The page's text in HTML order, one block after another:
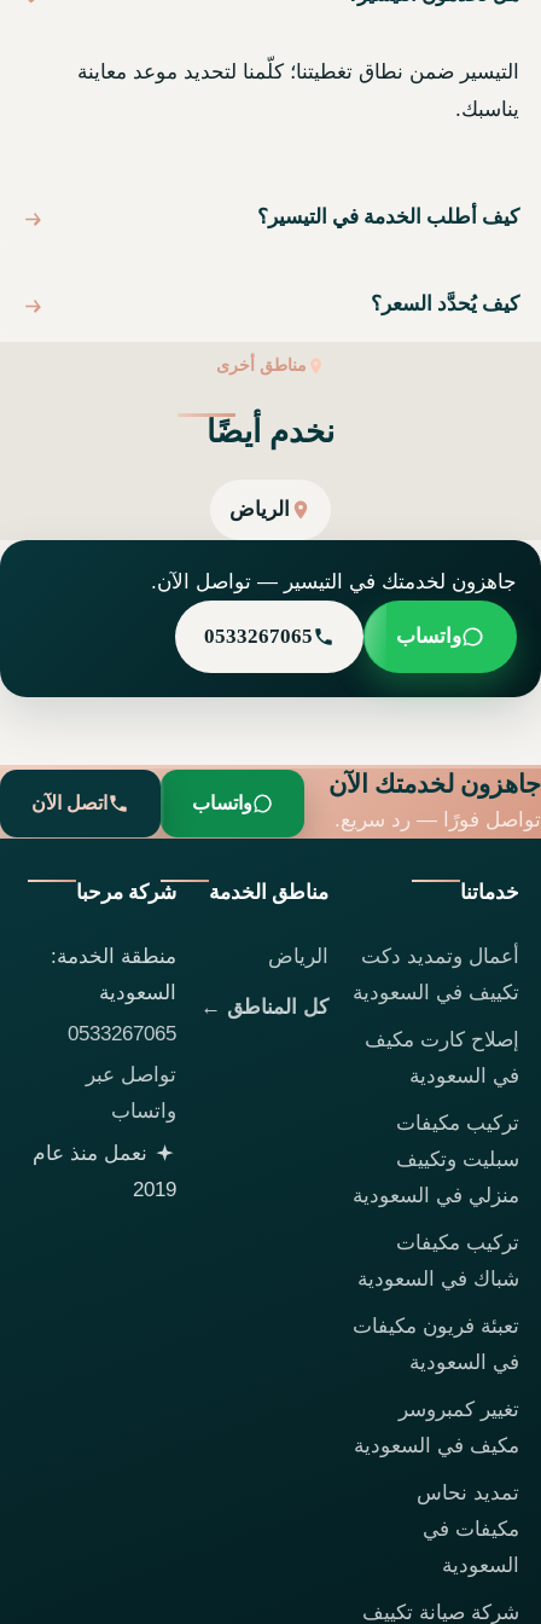
التيسير ضمن نطاق تغطيتنا؛ كلّمنا لتحديد موعد معاينة
يناسبك.
كيف أطلب الخدمة في التيسير؟
كيف يُحدَّد السعر؟
مناطق أخرى
نخدم أيضًا
الرياض
جاهزون لخدمتك في التيسير — تواصل الآن.
واتساب 0533267065
جاهزون لخدمتك الآن
تواصل فورًا — رد سريع.
واتساب اتصل الآن
خدماتنا
أعمال وتمديد دكت
تكييف في السعودية
إصلاح كارت مكيف
في السعودية
تركيب مكيفات
سبليت وتكييف
منزلي في السعودية
تركيب مكيفات
شباك في السعودية
تعبئة فريون مكيفات
في السعودية
تغيير كمبروسر
مكيف في السعودية
تمديد نحاس
مكيفات في
السعودية
شركة صيانة تكييف
مناطق الخدمة
الرياض
كل المناطق ←
شركة مرحبا
منطقة الخدمة:
السعودية
0533267065
تواصل عبر
واتساب
نعمل منذ عام
2019